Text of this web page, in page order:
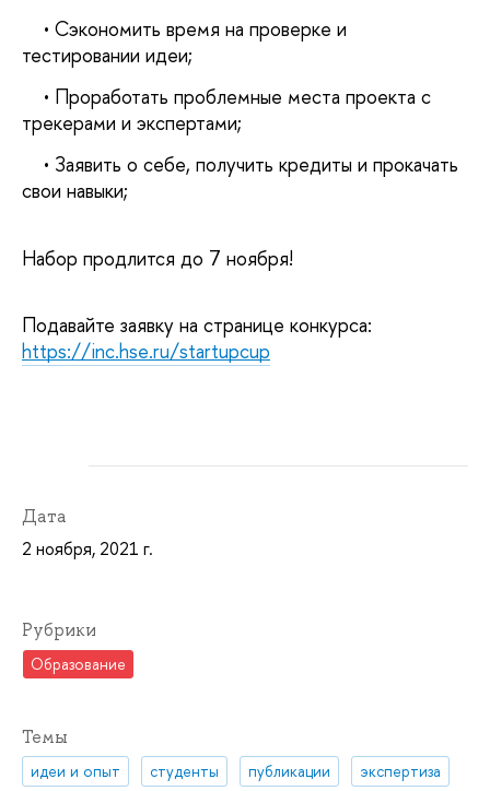
• Сэкономить время на проверке и
тестировании идеи;
• Проработать проблемные места проекта с
трекерами и экспертами;
• Заявить о себе, получить кредиты и прокачать
свои навыки;
Набор продлится до 7 ноября!
https://inc.hse.ru/startupcup
Дата
2 ноября, 2021 г.
Рубрики
Образование
Темы
идеи и опыт студенты публикации
экспертиза